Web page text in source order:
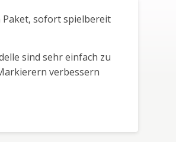
sofort spielbereit
sind sehr einfach zu
verbessern